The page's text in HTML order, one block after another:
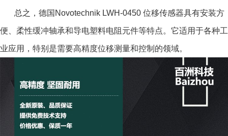
总之，德国Novotechnik LWH-0450 位移传感器具有安装方
便、柔性缓冲轴承和导电塑料电阻元件等特点。它适用于各种工
业应用，特别是需要高精度位移测量和控制的领域。